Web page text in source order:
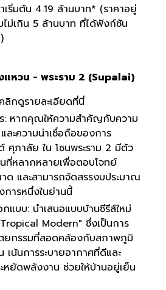
เริ่มต้น 4.19 ล้านบาท* (ราคาอยู่
ไม่เกิน 5 ล้านบาท ที่ได้ฟังก์ชัน
แหวน - พระราม 2 (Supalai)
คลิกดูรายละเอียดที่นี่
: หากคุณให้ความสำคัญกับความ
ะความน่าเชื่อถือของการ
ศุภาลัย ใน โซนพระราม 2 มีตัว
นที่หลากหลายเพื่อตอบโจทย์
ด และสามารถจัดสรรงบประมาณ
การหนึ่งในย่านนี้
กแบบ: นำเสนอแบบบ้านซีรีส์ใหม่
Modern" ซึ่งเป็นการ
ยกรรมที่สอดคล้องกับสภาพภูมิ
เน้นการระบายอากาศที่ดีและ
หยัดพลังงาน ช่วยให้บ้านอยู่เย็น